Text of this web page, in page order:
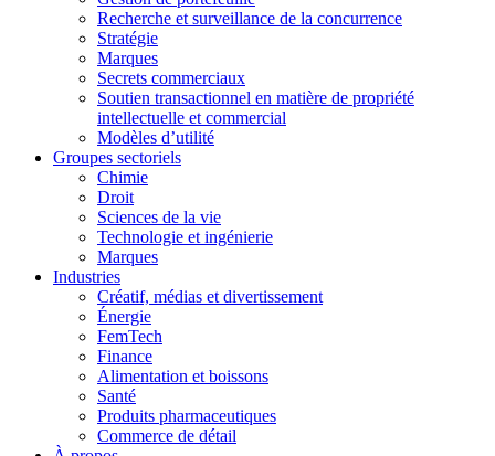
Recherche et surveillance de la concurrence
Stratégie
Marques
Secrets commerciaux
Soutien transactionnel en matière de propriété
intellectuelle et commercial
Modèles d’utilité
Groupes sectoriels
Chimie
Droit
Sciences de la vie
Technologie et ingénierie
Marques
Industries
Créatif, médias et divertissement
Énergie
FemTech
Finance
Alimentation et boissons
Santé
Produits pharmaceutiques
Commerce de détail